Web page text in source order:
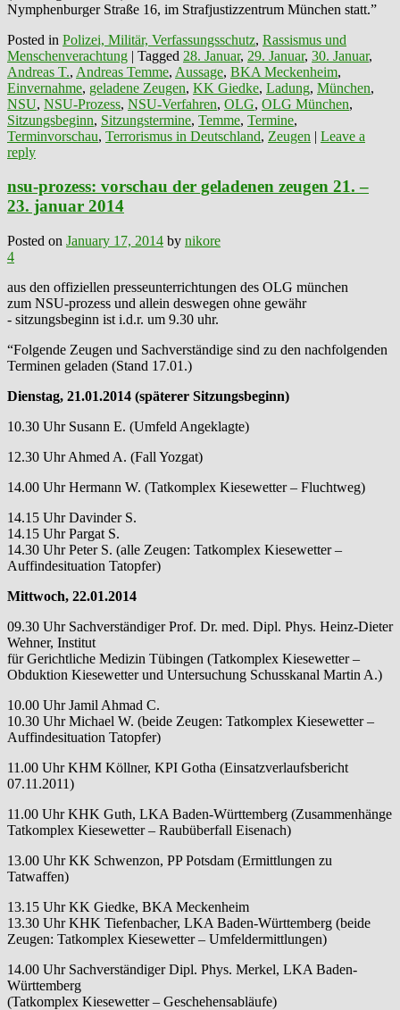
Nymphenburger Straße 16, im Strafjustizzentrum München statt.”
Posted in Polizei, Militär, Verfassungsschutz, Rassismus und
Menschenverachtung | Tagged 28. Januar, 29. Januar, 30. Januar,
Andreas T., Andreas Temme, Aussage, BKA Meckenheim,
Einvernahme, geladene Zeugen, KK Giedke, Ladung, München,
NSU, NSU-Prozess, NSU-Verfahren, OLG, OLG München,
Sitzungsbeginn, Sitzungstermine, Temme, Termine,
Terminvorschau, Terrorismus in Deutschland, Zeugen | Leave a
reply
nsu-prozess: vorschau der geladenen zeugen 21. –
23. januar 2014
Posted on January 17, 2014 by nikore
4
aus den offiziellen presseunterrichtungen des OLG münchen
zum NSU-prozess und allein deswegen ohne gewähr
- sitzungsbeginn ist i.d.r. um 9.30 uhr.
“Folgende Zeugen und Sachverständige sind zu den nachfolgenden
Terminen geladen (Stand 17.01.)
Dienstag, 21.01.2014 (späterer Sitzungsbeginn)
10.30 Uhr Susann E. (Umfeld Angeklagte)
12.30 Uhr Ahmed A. (Fall Yozgat)
14.00 Uhr Hermann W. (Tatkomplex Kiesewetter – Fluchtweg)
14.15 Uhr Davinder S.
14.15 Uhr Pargat S.
14.30 Uhr Peter S. (alle Zeugen: Tatkomplex Kiesewetter –
Auffindesituation Tatopfer)
Mittwoch, 22.01.2014
09.30 Uhr Sachverständiger Prof. Dr. med. Dipl. Phys. Heinz-Dieter
Wehner, Institut
für Gerichtliche Medizin Tübingen (Tatkomplex Kiesewetter –
Obduktion Kiesewetter und Untersuchung Schusskanal Martin A.)
10.00 Uhr Jamil Ahmad C.
10.30 Uhr Michael W. (beide Zeugen: Tatkomplex Kiesewetter –
Auffindesituation Tatopfer)
11.00 Uhr KHM Köllner, KPI Gotha (Einsatzverlaufsbericht
07.11.2011)
11.00 Uhr KHK Guth, LKA Baden-Württemberg (Zusammenhänge
Tatkomplex Kiesewetter – Raubüberfall Eisenach)
13.00 Uhr KK Schwenzon, PP Potsdam (Ermittlungen zu
Tatwaffen)
13.15 Uhr KK Giedke, BKA Meckenheim
13.30 Uhr KHK Tiefenbacher, LKA Baden-Württemberg (beide
Zeugen: Tatkomplex Kiesewetter – Umfeldermittlungen)
14.00 Uhr Sachverständiger Dipl. Phys. Merkel, LKA Baden-
Württemberg
(Tatkomplex Kiesewetter – Geschehensabläufe)